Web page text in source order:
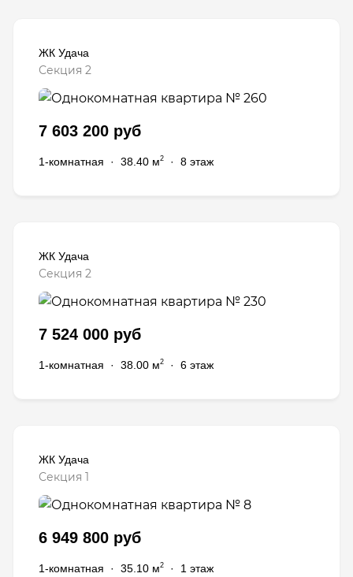
ЖК Удача
Секция 2
7 603 200 руб
1-комнатная · 38.40 м2 · 8 этаж
ЖК Удача
Секция 2
7 524 000 руб
1-комнатная · 38.00 м2 · 6 этаж
ЖК Удача
Секция 1
6 949 800 руб
1-комнатная · 35.10 м2 · 1 этаж